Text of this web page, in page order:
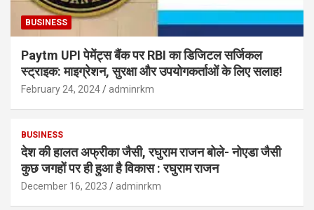
BUSINESS
Paytm UPI पेमेंट्स बैंक पर RBI का डिजिटल सर्जिकल
स्ट्राइक: माइग्रेशन, सुरक्षा और उपयोगकर्ताओं के लिए सलाह!
February 24, 2024 adminrkm
BUSINESS
देश की हालत अफ्रीका जैसी, रघुराम राजन बोले- नोएडा जैसी
कुछ जगहों पर ही हुआ है विकास : रघुराम राजन
December 16, 2023 adminrkm